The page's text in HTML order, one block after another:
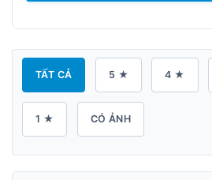
TẤT CẢ 5 ★ 4 ★
1 ★ CÓ ẢNH